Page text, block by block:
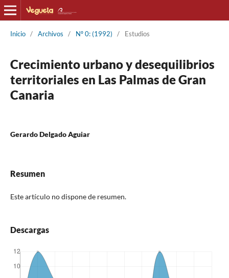
Inicio / Archivos / Nº 0: (1992) / Estudios
Crecimiento urbano y desequilibrios
territoriales en Las Palmas de Gran
Canaria
Gerardo Delgado Aguiar
Resumen
Este artículo no dispone de resumen.
Descargas